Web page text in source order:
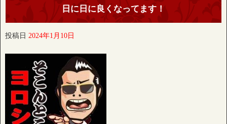
日に日に良くなってます！
投稿日 2024年1月10日